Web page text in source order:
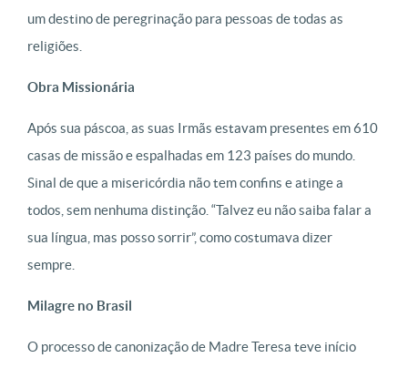
um destino de peregrinação para pessoas de todas as
religiões.
Obra Missionária
Após sua páscoa, as suas Irmãs estavam presentes em 610
casas de missão e espalhadas em 123 países do mundo.
Sinal de que a misericórdia não tem confins e atinge a
todos, sem nenhuma distinção. “Talvez eu não saiba falar a
sua língua, mas posso sorrir”, como costumava dizer
sempre.
Milagre no Brasil
O processo de canonização de Madre Teresa teve início